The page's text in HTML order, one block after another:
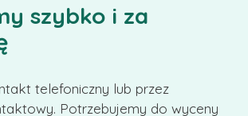
szybko i za
telefoniczny lub przez
Potrzebujemy do wyceny